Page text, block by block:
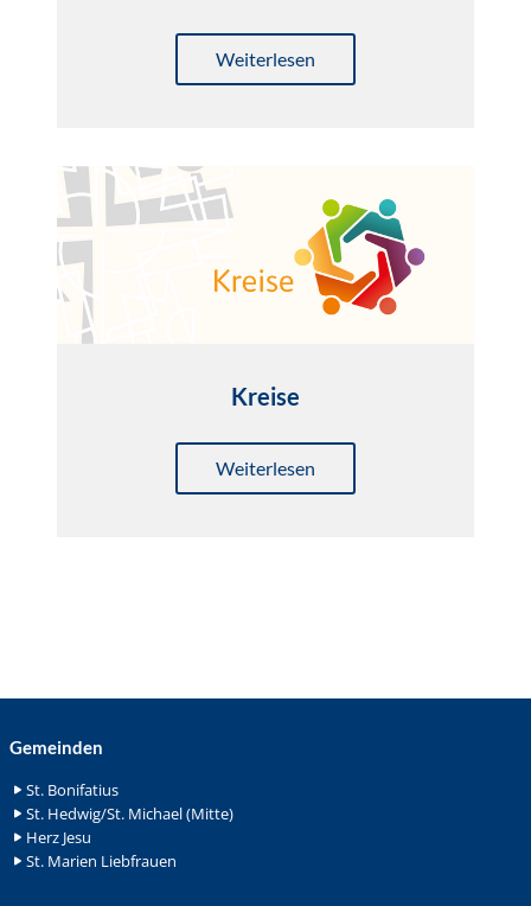
Weiterlesen
Kreise
Weiterlesen
Gemeinden
St. Bonifatius
St. Hedwig/St. Michael (Mitte)
Herz Jesu
St. Marien Liebfrauen